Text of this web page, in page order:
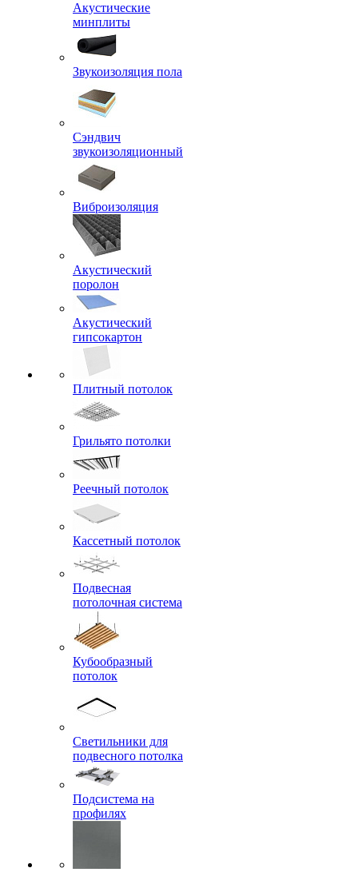
Акустические
минплиты
Звукоизоляция пола
Сэндвич
звукоизоляционный
Виброизоляция
Акустический
поролон
Акустический
гипсокартон
Плитный потолок
Грильято потолки
Реечный потолок
Кассетный потолок
Подвесная
потолочная система
Кубообразный
потолок
Светильники для
подвесного потолка
Подсистема на
профилях